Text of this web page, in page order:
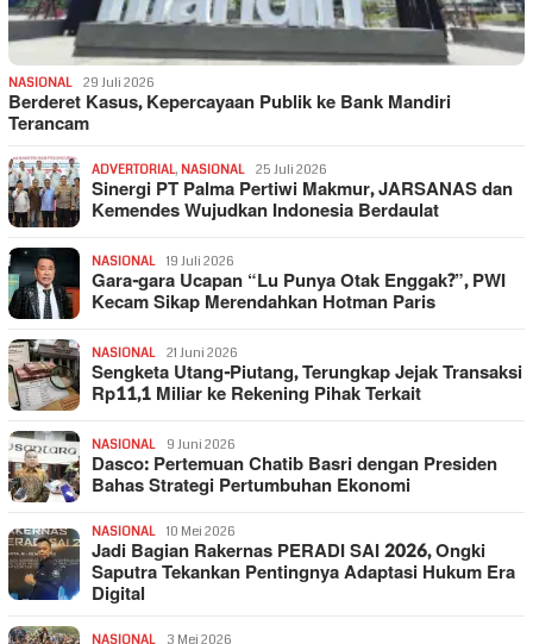
NASIONAL 29 Juli 2026
Berderet Kasus, Kepercayaan Publik ke Bank Mandiri
Terancam
ADVERTORIAL, NASIONAL 25 Juli 2026
Sinergi PT Palma Pertiwi Makmur, JARSANAS dan
Kemendes Wujudkan Indonesia Berdaulat
NASIONAL 19 Juli 2026
Gara-gara Ucapan “Lu Punya Otak Enggak?”, PWI
Kecam Sikap Merendahkan Hotman Paris
NASIONAL 21 Juni 2026
Sengketa Utang-Piutang, Terungkap Jejak Transaksi
Rp11,1 Miliar ke Rekening Pihak Terkait
NASIONAL 9 Juni 2026
Dasco: Pertemuan Chatib Basri dengan Presiden
Bahas Strategi Pertumbuhan Ekonomi
NASIONAL 10 Mei 2026
Jadi Bagian Rakernas PERADI SAI 2026, Ongki
Saputra Tekankan Pentingnya Adaptasi Hukum Era
Digital
NASIONAL 3 Mei 2026